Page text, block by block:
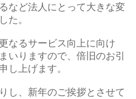
など法人にとって大きな変
た。
なるサービス向上に向け
いりますので、倍旧のお引
し上げます。
し、新年のご挨拶とさせて